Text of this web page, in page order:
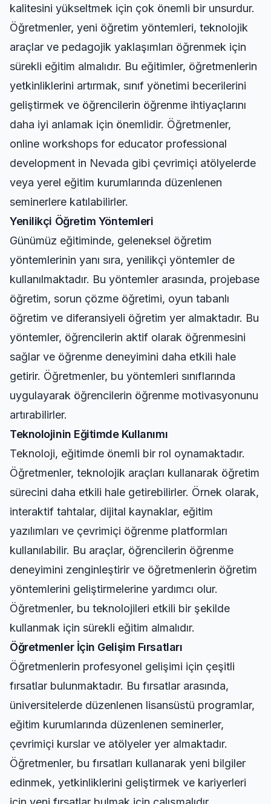
kalitesini yükseltmek için çok önemli bir unsurdur.
Öğretmenler, yeni öğretim yöntemleri, teknolojik
araçlar ve pedagojik yaklaşımları öğrenmek için
sürekli eğitim almalıdır. Bu eğitimler, öğretmenlerin
yetkinliklerini artırmak, sınıf yönetimi becerilerini
geliştirmek ve öğrencilerin öğrenme ihtiyaçlarını
daha iyi anlamak için önemlidir. Öğretmenler,
online workshops for educator professional
development in Nevada gibi çevrimiçi atölyelerde
veya yerel eğitim kurumlarında düzenlenen
seminerlere katılabilirler.
Yenilikçi Öğretim Yöntemleri
Günümüz eğitiminde, geleneksel öğretim
yöntemlerinin yanı sıra, yenilikçi yöntemler de
kullanılmaktadır. Bu yöntemler arasında, projebase
öğretim, sorun çözme öğretimi, oyun tabanlı
öğretim ve diferansiyeli öğretim yer almaktadır. Bu
yöntemler, öğrencilerin aktif olarak öğrenmesini
sağlar ve öğrenme deneyimini daha etkili hale
getirir. Öğretmenler, bu yöntemleri sınıflarında
uygulayarak öğrencilerin öğrenme motivasyonunu
artırabilirler.
Teknolojinin Eğitimde Kullanımı
Teknoloji, eğitimde önemli bir rol oynamaktadır.
Öğretmenler, teknolojik araçları kullanarak öğretim
sürecini daha etkili hale getirebilirler. Örnek olarak,
interaktif tahtalar, dijital kaynaklar, eğitim
yazılımları ve çevrimiçi öğrenme platformları
kullanılabilir. Bu araçlar, öğrencilerin öğrenme
deneyimini zenginleştirir ve öğretmenlerin öğretim
yöntemlerini geliştirmelerine yardımcı olur.
Öğretmenler, bu teknolojileri etkili bir şekilde
kullanmak için sürekli eğitim almalıdır.
Öğretmenler İçin Gelişim Fırsatları
Öğretmenlerin profesyonel gelişimi için çeşitli
fırsatlar bulunmaktadır. Bu fırsatlar arasında,
üniversitelerde düzenlenen lisansüstü programlar,
eğitim kurumlarında düzenlenen seminerler,
çevrimiçi kurslar ve atölyeler yer almaktadır.
Öğretmenler, bu fırsatları kullanarak yeni bilgiler
edinmek, yetkinliklerini geliştirmek ve kariyerleri